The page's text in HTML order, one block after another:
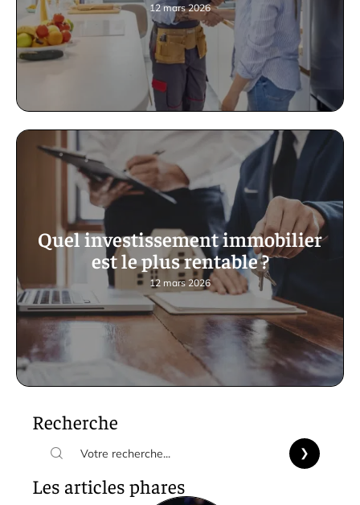
12 mars 2026
Quel investissement immobilier
est le plus rentable ?
12 mars 2026
Recherche
Les articles phares